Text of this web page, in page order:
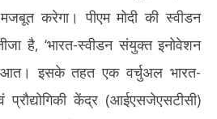
करेगा। पीएम मोदी की स्वीडन
है, ‘भारत-स्वीडन संयुक्त इनोवेशन
इसके तहत एक वर्चुअल भारत-
प्रौद्योगिकी केंद्र (आईएसजेएसटीसी)